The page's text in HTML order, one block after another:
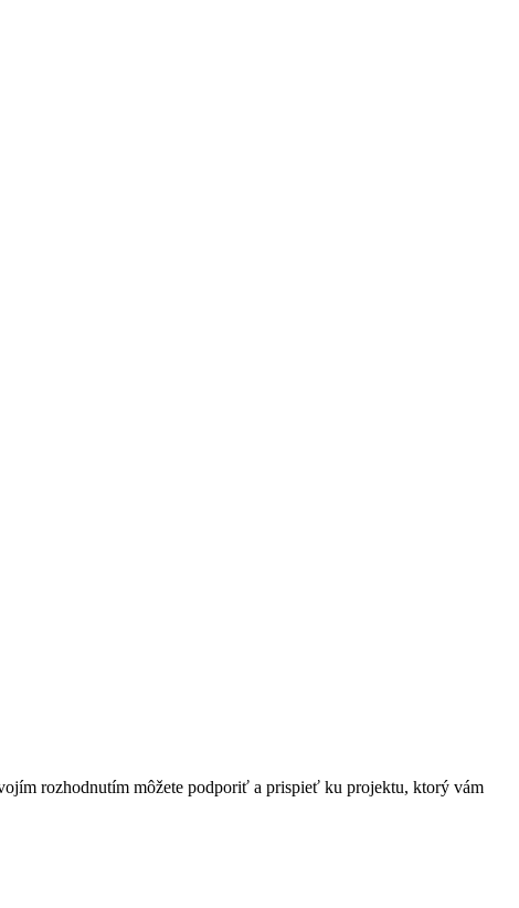
rozhodnutím môžete podporiť a prispieť ku projektu, ktorý vám